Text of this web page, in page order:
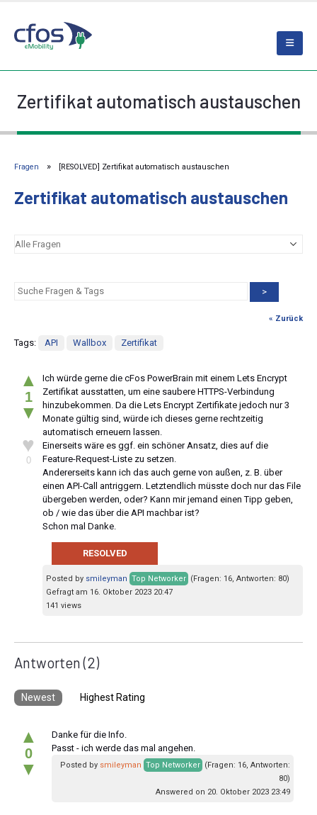
Zertifikat automatisch austauschen
Fragen [RESOLVED] Zertifikat automatisch austauschen
Zertifikat automatisch austauschen
>
« Zurück
Tags: API Wallbox Zertifikat
▲
1
▼
♥
0
Ich würde gerne die cFos PowerBrain mit einem Lets Encrypt
Zertifikat ausstatten, um eine saubere HTTPS-Verbindung
hinzubekommen. Da die Lets Encrypt Zertifikate jedoch nur 3
Monate gültig sind, würde ich dieses gerne rechtzeitig
automatisch erneuern lassen.
Einerseits wäre es ggf. ein schöner Ansatz, dies auf die
Feature-Request-Liste zu setzen.
Andererseits kann ich das auch gerne von außen, z. B. über
einen API-Call antriggern. Letztendlich müsste doch nur das File
übergeben werden, oder? Kann mir jemand einen Tipp geben,
ob / wie das über die API machbar ist?
Schon mal Danke.
RESOLVED
Posted by smileyman Top Networker (Fragen: 16, Antworten: 80)
Gefragt am 16. Oktober 2023 20:47
141 views
Antworten(2)
Newest Highest Rating
▲
0
▼
Danke für die Info.
Passt - ich werde das mal angehen.
Posted by smileyman Top Networker (Fragen: 16, Antworten:
80)
Answered on 20. Oktober 2023 23:49